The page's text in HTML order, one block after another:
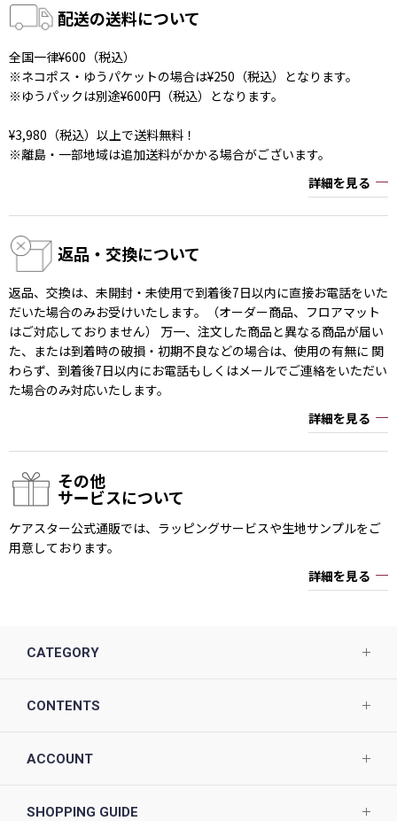
配送の送料について
全国一律¥600（税込）
※ネコポス・ゆうパケットの場合は¥250（税込）となります。
※ゆうパックは別途¥600円（税込）となります。
¥3,980（税込）以上で送料無料！
※離島・一部地域は追加送料がかかる場合がございます。
詳細を見る
返品・交換について
返品、交換は、未開封・未使用で到着後7日以内に直接お電話をいた
だいた場合のみお受けいたします。（オーダー商品、フロアマット
はご対応しておりません） 万一、注文した商品と異なる商品が届い
た、または到着時の破損・初期不良などの場合は、使用の有無に 関
わらず、到着後7日以内にお電話もしくはメールでご連絡をいただい
た場合のみ対応いたします。
詳細を見る
その他
サービスについて
ケアスター公式通販では、ラッピングサービスや生地サンプルをご
用意しております。
詳細を見る
CATEGORY
CONTENTS
ACCOUNT
SHOPPING GUIDE